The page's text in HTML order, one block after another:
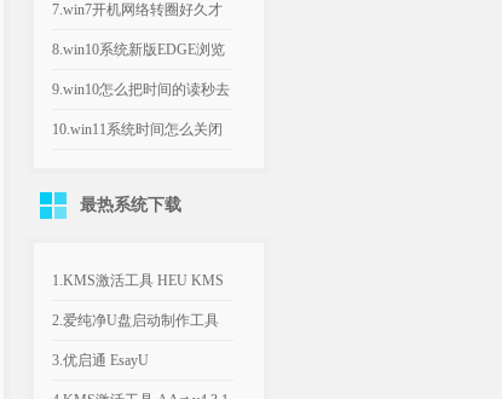
程序无法将windows配置为
此计算机的硬件运行怎么办
7.win7开机网络转圈好久才
连上_win7电脑开机后要过一
会儿才能连上网
8.win10系统新版EDGE浏览
器登录帐号提示需要
Webview2
9.win10怎么把时间的读秒去
掉_win10怎么取消时间秒数
10.win11系统时间怎么关闭
示秒怎么关闭
最热系统下载
1.KMS激活工具 HEU KMS
Activator v64.0.0
2.爱纯净U盘启动制作工具
v2025.1003
3.优启通 EsayU